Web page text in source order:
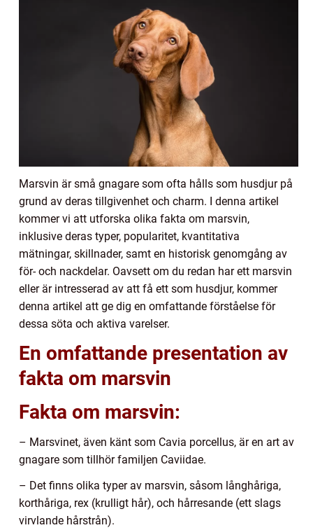
Marsvin är små gnagare som ofta hålls som husdjur på
grund av deras tillgivenhet och charm. I denna artikel
kommer vi att utforska olika fakta om marsvin,
inklusive deras typer, popularitet, kvantitativa
mätningar, skillnader, samt en historisk genomgång av
för- och nackdelar. Oavsett om du redan har ett marsvin
eller är intresserad av att få ett som husdjur, kommer
denna artikel att ge dig en omfattande förståelse för
dessa söta och aktiva varelser.
En omfattande presentation av
fakta om marsvin
Fakta om marsvin:
– Marsvinet, även känt som Cavia porcellus, är en art av
gnagare som tillhör familjen Caviidae.
– Det finns olika typer av marsvin, såsom långhåriga,
korthåriga, rex (krulligt hår), och hårresande (ett slags
virvlande hårstrån).